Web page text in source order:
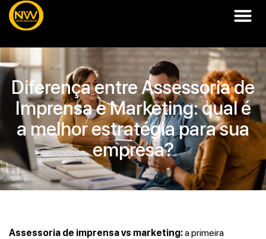
Diferença entre Assessoria de
Imprensa e Marketing: qual é
a melhor estratégia para sua
empresa?
Assessoria de imprensa vs marketing:a primeira